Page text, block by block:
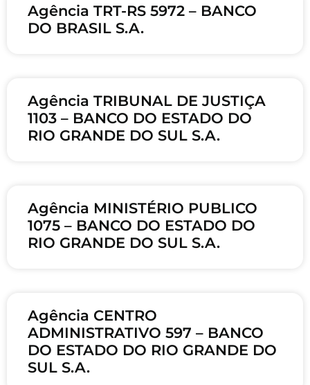
Agência TRT-RS 5972 – BANCO
DO BRASIL S.A.
Agência TRIBUNAL DE JUSTIÇA
1103 – BANCO DO ESTADO DO
RIO GRANDE DO SUL S.A.
Agência MINISTÉRIO PUBLICO
1075 – BANCO DO ESTADO DO
RIO GRANDE DO SUL S.A.
Agência CENTRO
ADMINISTRATIVO 597 – BANCO
DO ESTADO DO RIO GRANDE DO
SUL S.A.